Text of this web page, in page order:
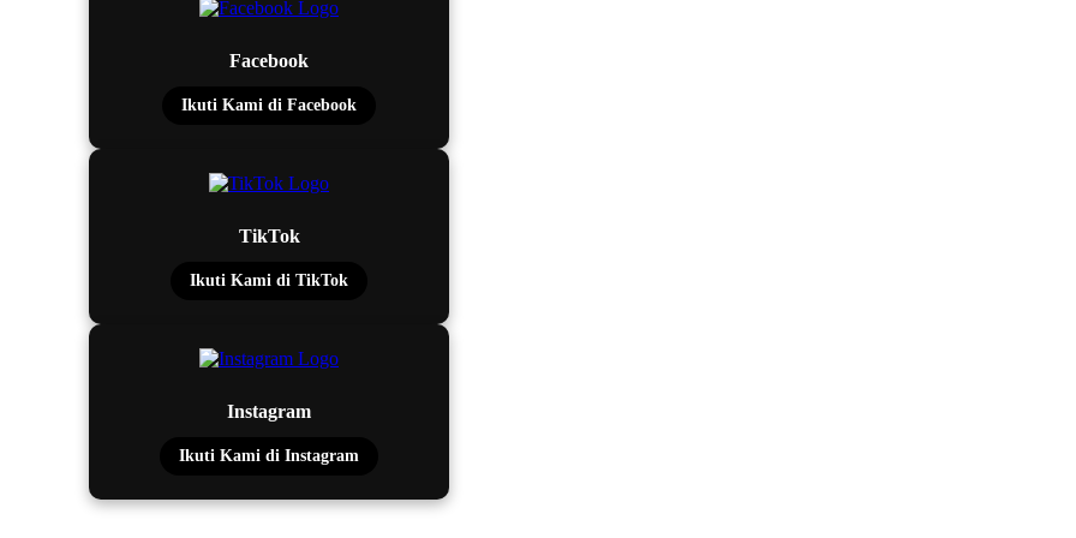
Facebook
Ikuti Kami di Facebook
TikTok
Ikuti Kami di TikTok
Instagram
Ikuti Kami di Instagram